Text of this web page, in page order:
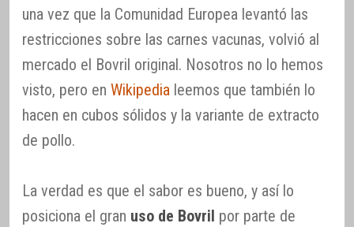
una vez que la Comunidad Europea levantó las
restricciones sobre las carnes vacunas, volvió al
mercado el Bovril original. Nosotros no lo hemos
visto, pero en Wikipedia leemos que también lo
hacen en cubos sólidos y la variante de extracto
de pollo.
La verdad es que el sabor es bueno, y así lo
posiciona el gran uso de Bovril por parte de